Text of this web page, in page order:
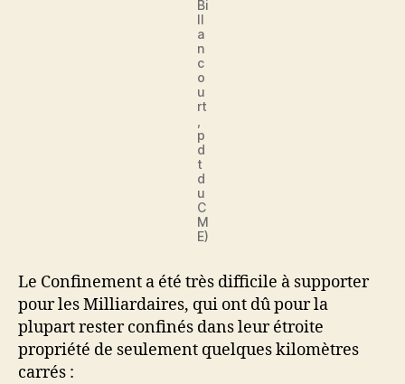
Bi
ll
a
n
c
o
u
rt
p
d
t
d
u
C
M
E)
Le Confinement a été très difficile à supporter
pour les Milliardaires, qui ont dû pour la
plupart rester confinés dans leur étroite
propriété de seulement quelques kilomètres
carrés :